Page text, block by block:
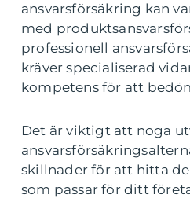
ansvarsförsäkring kan
med
professionell
kräver specialiserad
kompetens för att
Det är viktigt att noga
skillnader för att hitta
som passar för ditt